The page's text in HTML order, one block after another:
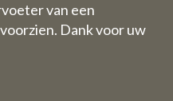
van een
Dank voor uw